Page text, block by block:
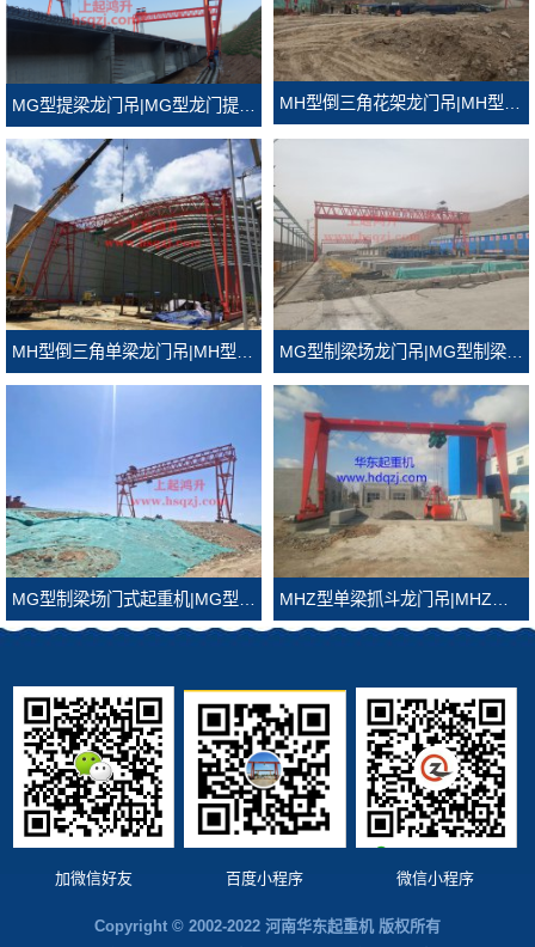
MH型倒三角花架龙门吊|MH型倒三角门式起重机
MH型倒三角单梁龙门吊|MH型倒三角龙门吊 MG型制梁场龙门吊|MG型制梁场门式起重机
MHZ型单梁抓斗龙门吊|MHZ型抓斗龙门吊
加微信好友 百度小程序 微信小程序
Copyright © 2002-2022 河南华东起重机 版权所有